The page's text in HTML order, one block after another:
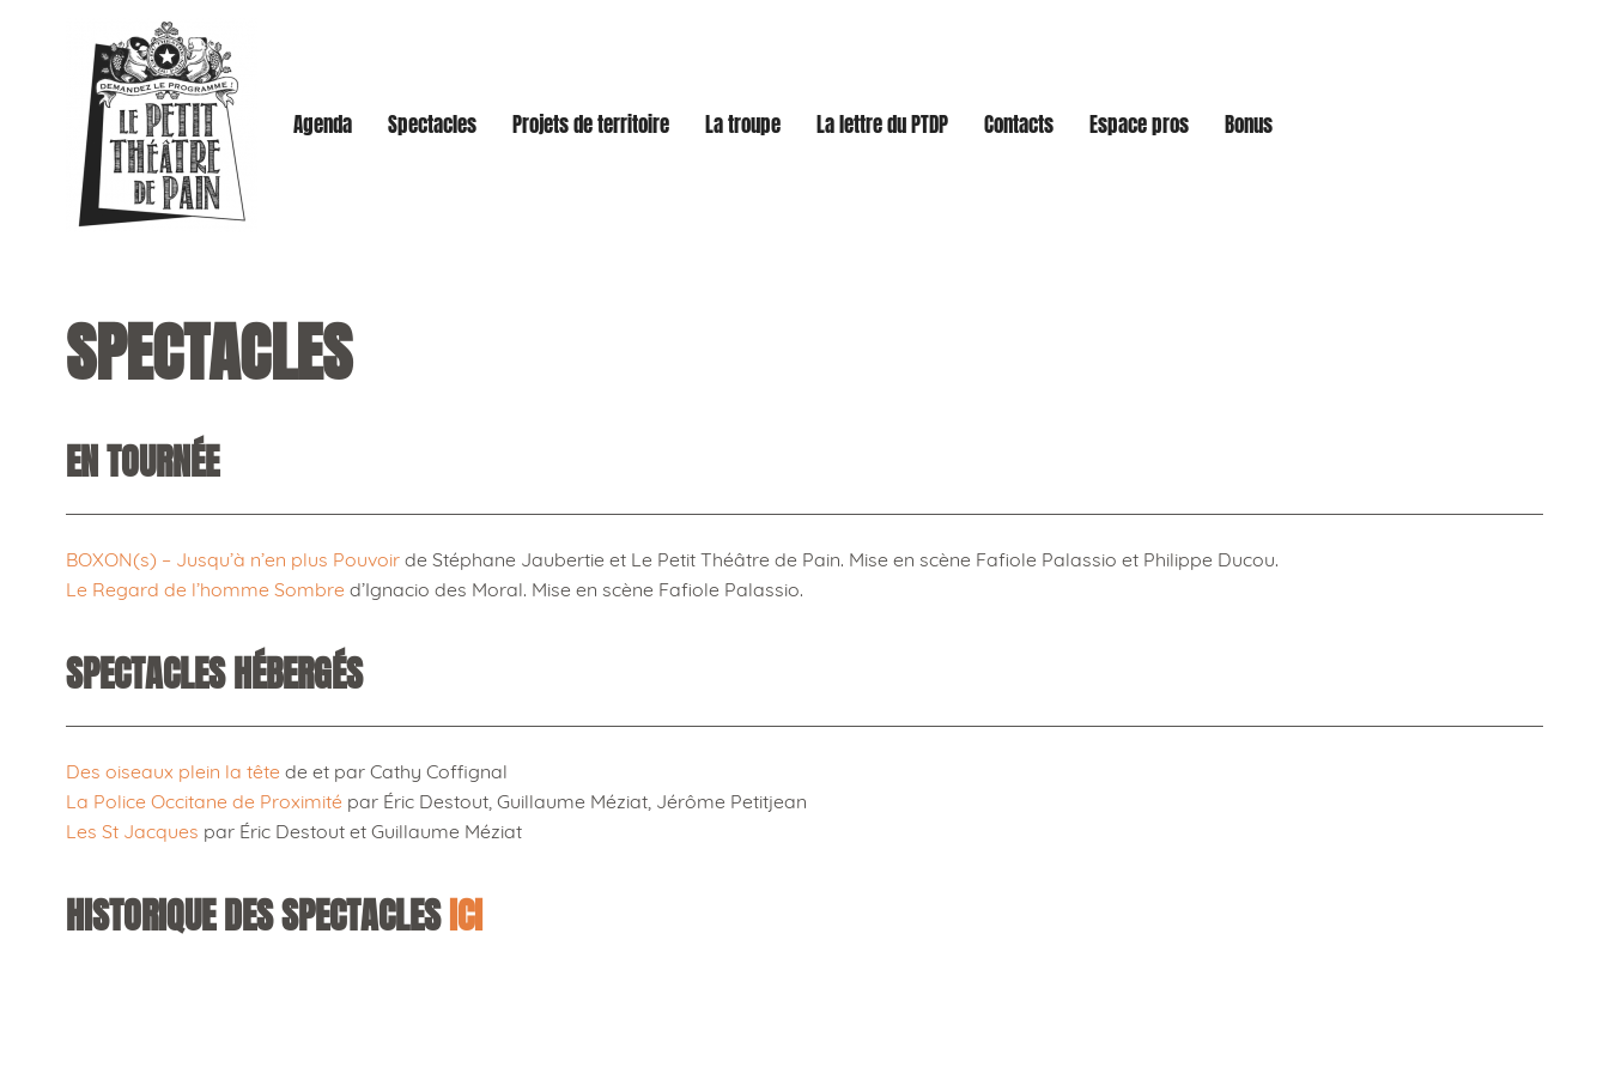
Agenda Spectacles Projets de territoire La troupe La lettre du PTDP Contacts Espace pros Bonus
SPECTACLES
EN TOURNÉE
BOXON(s) – Jusqu’à n’en plus Pouvoir de Stéphane Jaubertie et Le Petit Théâtre de Pain. Mise en scène Fafiole Palassio et Philippe Ducou.
Le Regard de l’homme Sombre d’Ignacio des Moral. Mise en scène Fafiole Palassio.
SPECTACLES HÉBERGÉS
Des oiseaux plein la tête de et par Cathy Coffignal
La Police Occitane de Proximité par Éric Destout, Guillaume Méziat, Jérôme Petitjean
Les St Jacques par Éric Destout et Guillaume Méziat
HISTORIQUE DES SPECTACLESICI